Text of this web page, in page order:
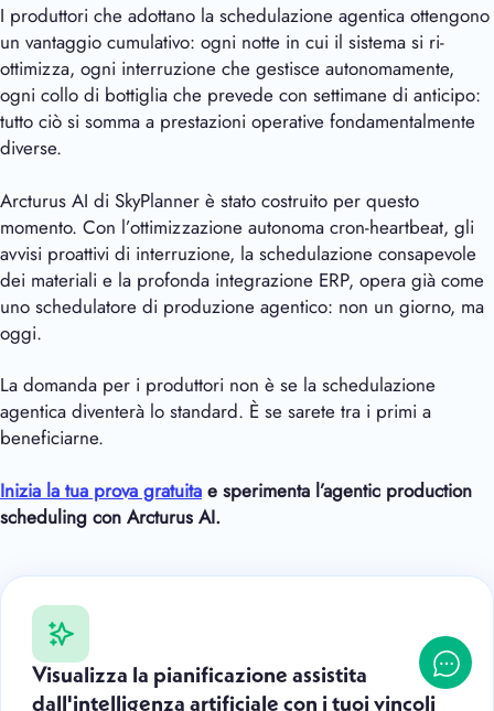
I produttori che adottano la schedulazione agentica ottengono
un vantaggio cumulativo: ogni notte in cui il sistema si ri-
ottimizza, ogni interruzione che gestisce autonomamente,
ogni collo di bottiglia che prevede con settimane di anticipo:
tutto ciò si somma a prestazioni operative fondamentalmente
diverse.
Arcturus AI di SkyPlanner è stato costruito per questo
momento. Con l’ottimizzazione autonoma cron-heartbeat, gli
avvisi proattivi di interruzione, la schedulazione consapevole
dei materiali e la profonda integrazione ERP, opera già come
uno schedulatore di produzione agentico: non un giorno, ma
oggi.
La domanda per i produttori non è se la schedulazione
agentica diventerà lo standard. È se sarete tra i primi a
beneficiarne.
Inizia la tua prova gratuita e sperimenta l’agentic production
scheduling con Arcturus AI.
Visualizza la pianificazione assistita
dall'intelligenza artificiale con i tuoi vincoli